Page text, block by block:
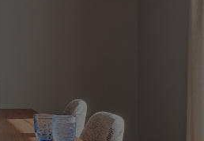
„Gaja” 140x200cm